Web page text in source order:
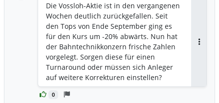
0
Die Vossloh-Aktie ist in den vergangenen
Wochen deutlich zurückgefallen. Seit
den Tops von Ende September ging es
für den Kurs um -20% abwärts. Nun hat
der Bahntechnikkonzern frische Zahlen
vorgelegt. Sorgen diese für einen
Turnaround oder müssen sich Anleger
auf weitere Korrekturen einstellen?
https://www.finanznachrichten.de/nachri
chten-2025-10/66846391-vossloh-aktie-